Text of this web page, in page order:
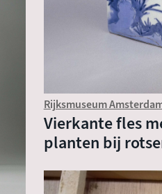
Rijksmuseum
Vierkante fles
planten bij